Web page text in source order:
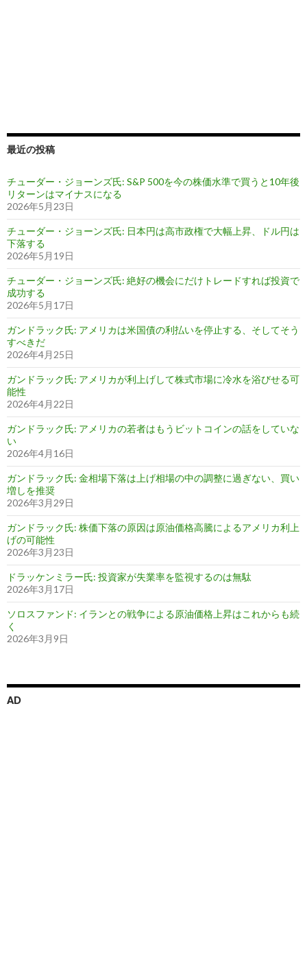
最近の投稿
チューダー・ジョーンズ氏: S&P 500を今の株価水準で買うと10年後
リターンはマイナスになる
2026年5月23日
チューダー・ジョーンズ氏: 日本円は高市政権で大幅上昇、ドル円は
下落する
2026年5月19日
チューダー・ジョーンズ氏: 絶好の機会にだけトレードすれば投資で
成功する
2026年5月17日
ガンドラック氏: アメリカは米国債の利払いを停止する、そしてそう
すべきだ
2026年4月25日
ガンドラック氏: アメリカが利上げして株式市場に冷水を浴びせる可
能性
2026年4月22日
ガンドラック氏: アメリカの若者はもうビットコインの話をしていな
い
2026年4月16日
ガンドラック氏: 金相場下落は上げ相場の中の調整に過ぎない、買い
増しを推奨
2026年3月29日
ガンドラック氏: 株価下落の原因は原油価格高騰によるアメリカ利上
げの可能性
2026年3月23日
ドラッケンミラー氏: 投資家が失業率を監視するのは無駄
2026年3月17日
ソロスファンド: イランとの戦争による原油価格上昇はこれからも続
く
2026年3月9日
AD